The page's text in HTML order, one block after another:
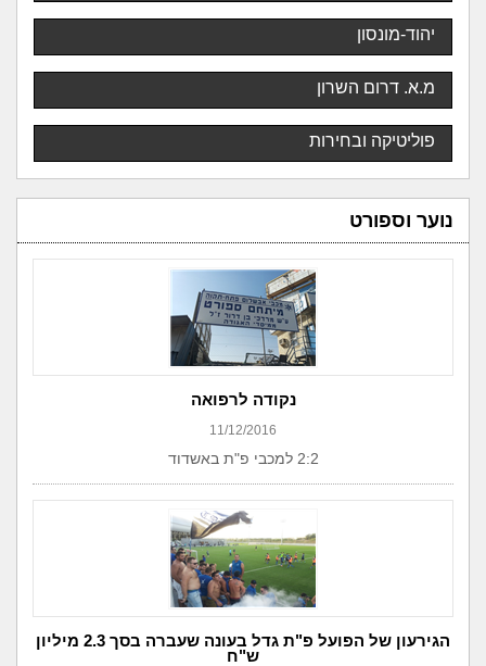
יהוד-מונסון
מ.א. דרום השרון
פוליטיקה ובחירות
נוער וספורט
נקודה לרפואה
11/12/2016
2:2 למכבי פ"ת באשדוד
הגירעון של הפועל פ"ת גדל בעונה שעברה בסך 2.3 מיליון
ש"ח